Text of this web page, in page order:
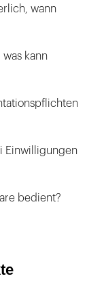
wann
kann
Einwilligungen
bedient?